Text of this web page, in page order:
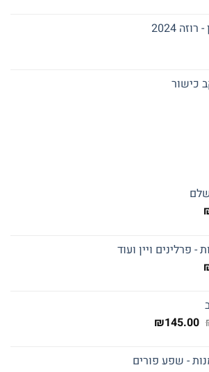
2024
כישור
- פרלינים ויין ועוד
המחיר
₪160.00.
₪145.00
המחיר
₪145.00.
- שפע פורים